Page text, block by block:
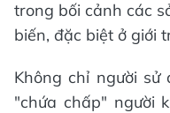
trong bối cảnh các
biến, đặc biệt ở giới
Không chỉ người sử
"chứa chấp" người